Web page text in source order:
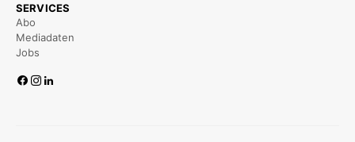
SERVICES
Abo
Mediadaten
Jobs